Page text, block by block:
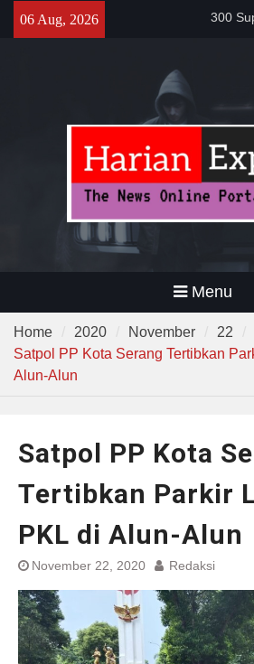
06 Aug, 2026
Proyek
Menu
Home 2020 November 22
Satpol PP Kota Serang Tertibkan
Alun-Alun
Satpol PP Kota
Tertibkan Parkir
PKL di Alun-Alun
November 22, 2020 Redaksi